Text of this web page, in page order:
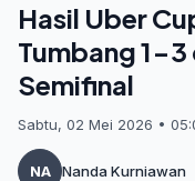
Hasil Uber
Tumbang 1-3
Semifinal
Sabtu, 02 Mei 2026 •
NA Nanda Kurniawan